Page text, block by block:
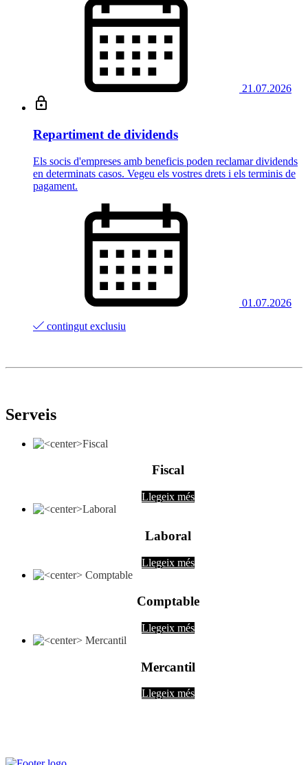
21.07.2026
Repartiment de dividends
Els socis d'empreses amb beneficis poden reclamar dividends
en determinats casos. Vegeu els vostres drets i els terminis de
pagament.
01.07.2026
contingut exclusiu
Serveis
Fiscal
Llegeix més
Laboral
Llegeix més
Comptable
Llegeix més
Mercantil
Llegeix més